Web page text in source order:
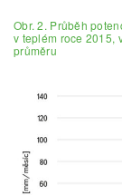
Obr. 2. Průběh
v teplém roce 2015,
průměru